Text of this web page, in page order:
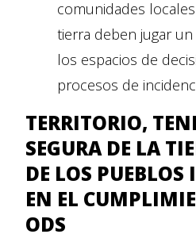
comunidades
tierra deben jugar
los espacios de
procesos de
TERRITORIO,
SEGURA DE LA
DE LOS
EN EL
ODS